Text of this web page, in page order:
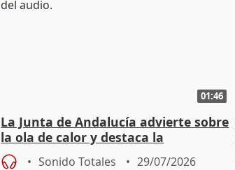
01:46
La Junta de Andalucía advierte sobre
la ola de calor y destaca la
importancia de la prevención
Sonido Totales 29/07/2026